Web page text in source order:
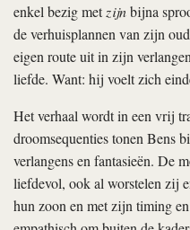
enkel bezig metzijnbijna
de verhuisplannen van zijn
eigen route uit in zijn
liefde. Want: hij voelt zich
Het ­verhaal wordt in een vrij
droomsequenties tonen Bens
verlangens en fantasieën. De
liefdevol, ook al worstelen zij
hun zoon en met zijn timing